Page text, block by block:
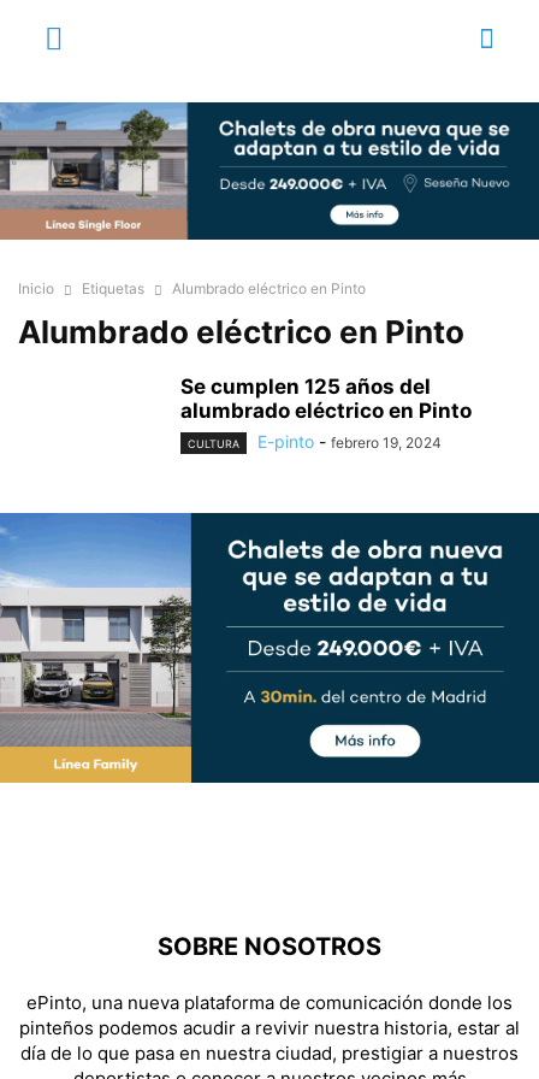
Inicio Etiquetas Alumbrado eléctrico en Pinto
Alumbrado eléctrico en Pinto
Se cumplen 125 años del
alumbrado eléctrico en Pinto
CULTURA E-pinto - febrero 19, 2024
SOBRE NOSOTROS
ePinto, una nueva plataforma de comunicación donde los
pinteños podemos acudir a revivir nuestra historia, estar al
día de lo que pasa en nuestra ciudad, prestigiar a nuestros